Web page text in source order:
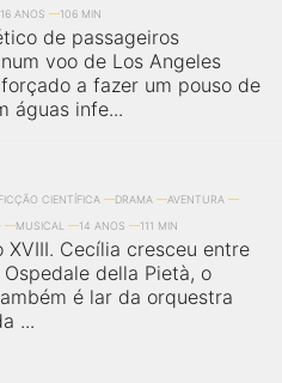
16 ANOS 106 MIN
de passageiros
voo de Los Angeles
a fazer um pouso de
águas infe...
FICÇÃO CIENTÍFICA DRAMA
AVENTURA
MUSICAL 14 ANOS 111 MIN
XVIII. Cecília cresceu entre
della Pietà, o
é lar da orquestra
...